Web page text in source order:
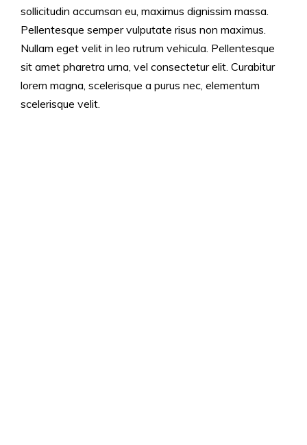
sollicitudin accumsan eu, maximus dignissim massa.
Pellentesque semper vulputate risus non maximus.
Nullam eget velit in leo rutrum vehicula. Pellentesque
sit amet pharetra urna, vel consectetur elit. Curabitur
lorem magna, scelerisque a purus nec, elementum
scelerisque velit.